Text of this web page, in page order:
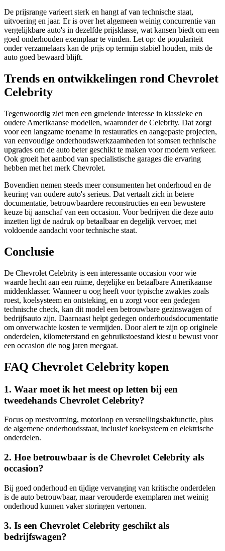
De prijsrange varieert sterk en hangt af van technische staat,
uitvoering en jaar. Er is over het algemeen weinig concurrentie van
vergelijkbare auto's in dezelfde prijsklasse, wat kansen biedt om een
goed onderhouden exemplaar te vinden. Let op: de populariteit
onder verzamelaars kan de prijs op termijn stabiel houden, mits de
auto goed bewaard blijft.
Trends en ontwikkelingen rond Chevrolet
Celebrity
Tegenwoordig ziet men een groeiende interesse in klassieke en
oudere Amerikaanse modellen, waaronder de Celebrity. Dat zorgt
voor een langzame toename in restauraties en aangepaste projecten,
van eenvoudige onderhoudswerkzaamheden tot somsen technische
upgrades om de auto beter geschikt te maken voor modern verkeer.
Ook groeit het aanbod van specialistische garages die ervaring
hebben met het merk Chevrolet.
Bovendien nemen steeds meer consumenten het onderhoud en de
keuring van oudere auto's serieus. Dat vertaalt zich in betere
documentatie, betrouwbaardere reconstructies en een bewustere
keuze bij aanschaf van een occasion. Voor bedrijven die deze auto
inzetten ligt de nadruk op betaalbaar en degelijk vervoer, met
voldoende aandacht voor technische staat.
Conclusie
De Chevrolet Celebrity is een interessante occasion voor wie
waarde hecht aan een ruime, degelijke en betaalbare Amerikaanse
middenklasser. Wanneer u oog heeft voor typische zwaktes zoals
roest, koelsysteem en ontsteking, en u zorgt voor een gedegen
technische check, kan dit model een betrouwbare gezinswagen of
bedrijfsauto zijn. Daarnaast helpt gedegen onderhoudsdocumentatie
om onverwachte kosten te vermijden. Door alert te zijn op originele
onderdelen, kilometerstand en gebruikstoestand kiest u bewust voor
een occasion die nog jaren meegaat.
FAQ Chevrolet Celebrity kopen
1. Waar moet ik het meest op letten bij een
tweedehands Chevrolet Celebrity?
Focus op roestvorming, motorloop en versnellingsbakfunctie, plus
de algemene onderhoudsstaat, inclusief koelsysteem en elektrische
onderdelen.
2. Hoe betrouwbaar is de Chevrolet Celebrity als
occasion?
Bij goed onderhoud en tijdige vervanging van kritische onderdelen
is de auto betrouwbaar, maar verouderde exemplaren met weinig
onderhoud kunnen vaker storingen vertonen.
3. Is een Chevrolet Celebrity geschikt als
bedrijfswagen?